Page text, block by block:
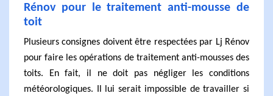
Rénov pour le traitement anti-mousse de
toit
Plusieurs consignes doivent être respectées par Lj Rénov
pour faire les opérations de traitement anti-mousses des
toits. En fait, il ne doit pas négliger les conditions
météorologiques. Il lui serait impossible de travailler si